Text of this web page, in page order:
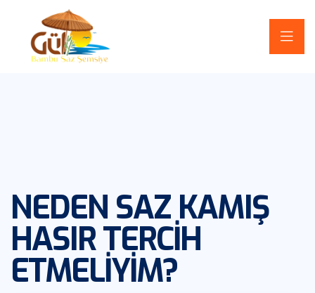
NEDEN SAZ KAMIŞ
HASIR TERCIH
ETMELIYIM?